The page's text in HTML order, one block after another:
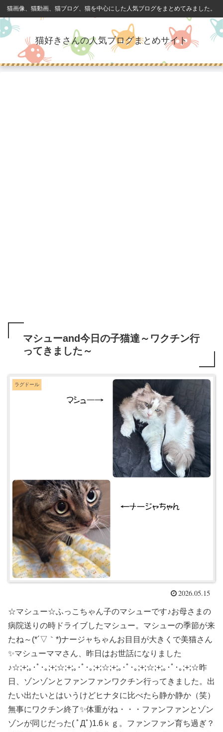
猫画像、猫動画、猫ブログ、猫を中心にした人気ブログをまとめてみました。
猫好きさんの人気ブログまとめサイト
マシューand今日の子猫達～ワクチン行
ってきました～
ラグドール
2026.05.15
☆マシュー☆ふっこちゃん子のマシューです♪お母さまの
病院送りの時ドライブしたマシュー。マシューの季節が来
たね～(*´▽｀*)ナージャちゃんお目目が大きくで美猫さん
✨マシューママさん、昨日はお世話になりました
♪☆;+;｡･ﾟ･｡;+;☆;+;｡･ﾟ･｡;+;☆;+;｡･ﾟ･｡;+;☆;+;｡･ﾟ･｡;+;☆昨
日、ゾンゾンとファンファンワクチン行ってきました。出
たい出たいとはいうけどヒナタに比べたら静か静か（笑）
無事にワクチン終了✨体重がね・・・ファンファンとゾン
ゾンが同じだった( ﾟДﾟ)1.6ｋｇ。ファンファン育ち過ぎ？